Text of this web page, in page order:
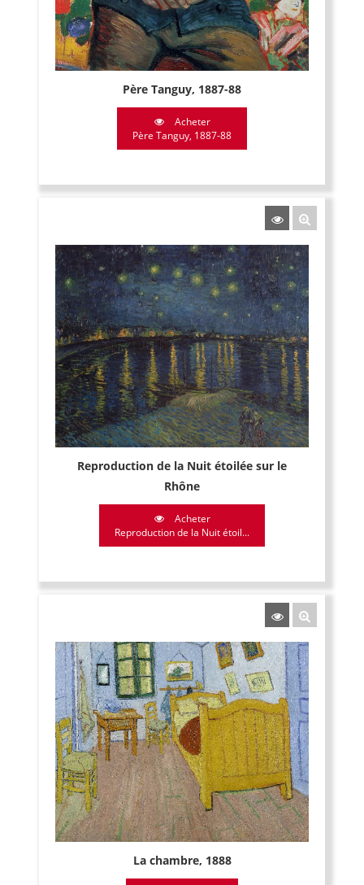
Père Tanguy, 1887-88
Acheter
Père Tanguy, 1887-88
Reproduction de la Nuit étoilée sur le
Rhône
Acheter
Reproduction de la Nuit étoil...
La chambre, 1888